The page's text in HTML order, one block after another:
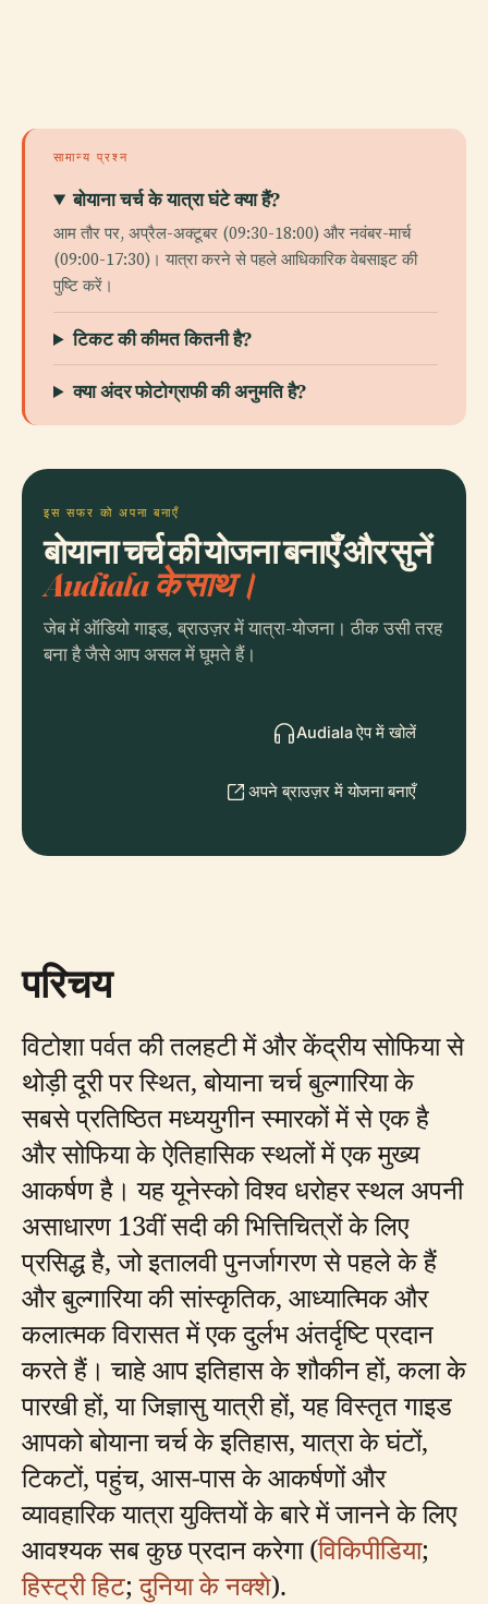
सामान्य प्रश्न
बोयाना चर्च के यात्रा घंटे क्या हैं?
आम तौर पर, अप्रैल-अक्टूबर (09:30-18:00) और नवंबर-मार्च
(09:00-17:30)। यात्रा करने से पहले आधिकारिक वेबसाइट की
पुष्टि करें।
टिकट की कीमत कितनी है?
क्या अंदर फोटोग्राफी की अनुमति है?
इस सफर को अपना बनाएँ
बोयाना चर्च की योजना बनाएँ और सुनें
Audiala के साथ।
जेब में ऑडियो गाइड, ब्राउज़र में यात्रा-योजना। ठीक उसी तरह
बना है जैसे आप असल में घूमते हैं।
Audiala ऐप में खोलें
अपने ब्राउज़र में योजना बनाएँ
परिचय
विटोशा पर्वत की तलहटी में और केंद्रीय सोफिया से
थोड़ी दूरी पर स्थित, बोयाना चर्च बुल्गारिया के
सबसे प्रतिष्ठित मध्ययुगीन स्मारकों में से एक है
और सोफिया के ऐतिहासिक स्थलों में एक मुख्य
आकर्षण है। यह यूनेस्को विश्व धरोहर स्थल अपनी
असाधारण 13वीं सदी की भित्तिचित्रों के लिए
प्रसिद्ध है, जो इतालवी पुनर्जागरण से पहले के हैं
और बुल्गारिया की सांस्कृतिक, आध्यात्मिक और
कलात्मक विरासत में एक दुर्लभ अंतर्दृष्टि प्रदान
करते हैं। चाहे आप इतिहास के शौकीन हों, कला के
पारखी हों, या जिज्ञासु यात्री हों, यह विस्तृत गाइड
आपको बोयाना चर्च के इतिहास, यात्रा के घंटों,
टिकटों, पहुंच, आस-पास के आकर्षणों और
व्यावहारिक यात्रा युक्तियों के बारे में जानने के लिए
आवश्यक सब कुछ प्रदान करेगा (विकिपीडिया;
हिस्ट्री हिट;दुनिया के नक्शे).